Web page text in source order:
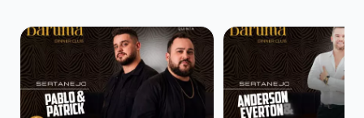
Veja mais sobre Baruma Sertanejo Pablo e Patrick +
Veja mais sobre